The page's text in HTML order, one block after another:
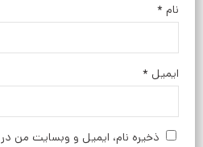
نام *
ایمیل *
ذخیره نام، ایمیل و وبسایت من در